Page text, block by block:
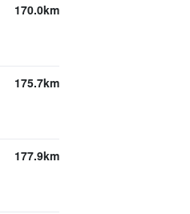
170.0km
175.7km
177.9km